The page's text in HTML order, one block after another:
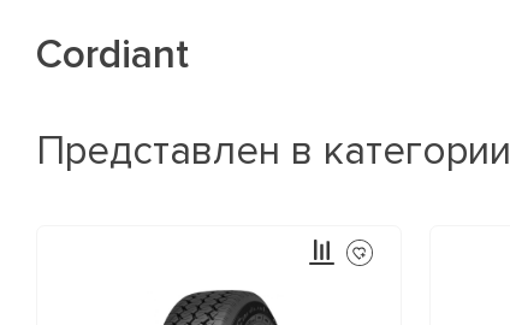
Cordiant
Представлен в